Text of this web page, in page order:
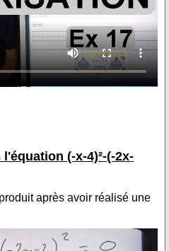
(-x-4)²-(-2x-
après avoir réalisé une